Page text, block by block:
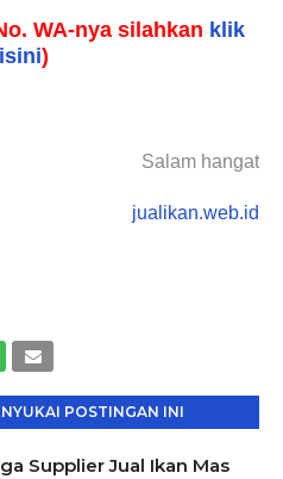
WA-nya silahkan klik
)
Salam hangat
jualikan.web.id
POSTINGAN INI
Supplier Jual Ikan Mas